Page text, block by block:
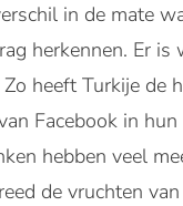
in de mate
herkennen. Er
heeft Turkije de
Facebook in
hebben veel
de vruchten